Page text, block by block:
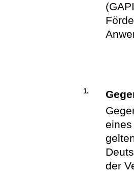
1.
der